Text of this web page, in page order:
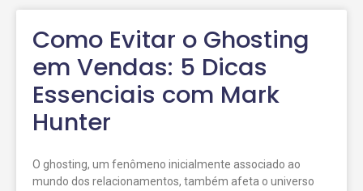
Como Evitar o Ghosting
em Vendas: 5 Dicas
Essenciais com Mark
Hunter
O ghosting, um fenômeno inicialmente associado ao
mundo dos relacionamentos, também afeta o universo